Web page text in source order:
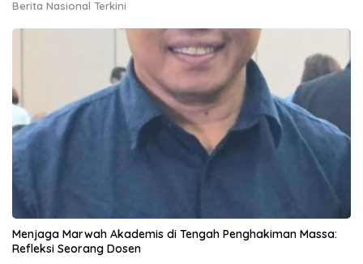
Berita Nasional Terkini
Menjaga Marwah Akademis di Tengah Penghakiman Massa:
Refleksi Seorang Dosen